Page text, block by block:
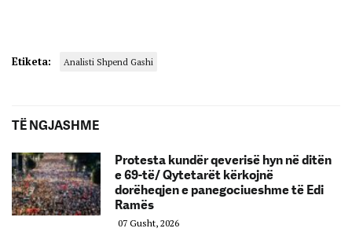
Etiketa: Analisti Shpend Gashi
TË NGJASHME
Protesta kundër qeverisë hyn në ditën
e 69-të/ Qytetarët kërkojnë
dorëheqjen e panegociueshme të Edi
Ramës
07 Gusht, 2026